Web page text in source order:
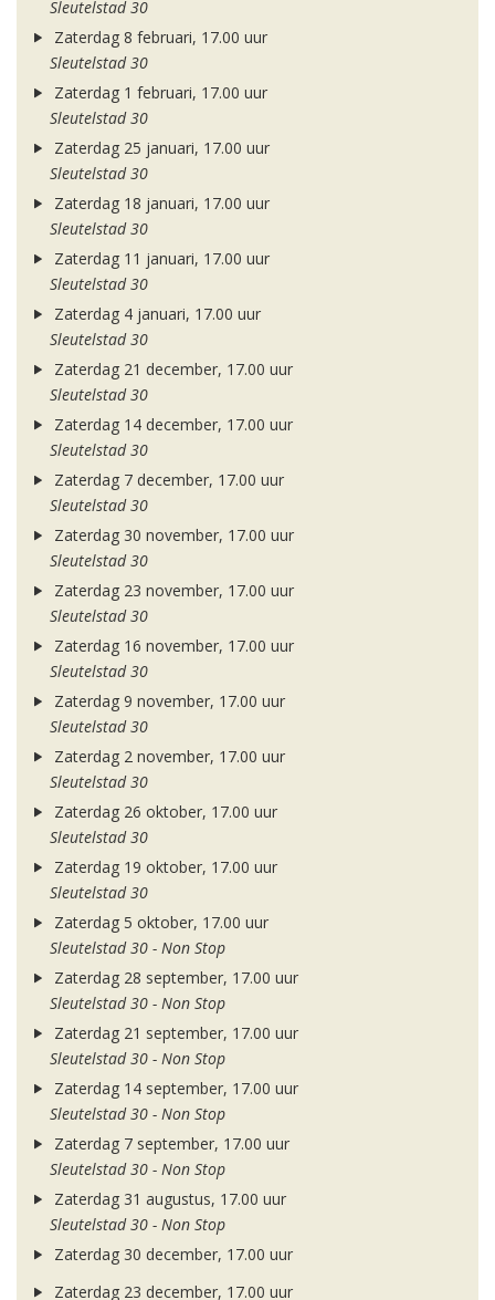
Sleutelstad 30
Zaterdag 8 februari, 17.00 uur
Sleutelstad 30
Zaterdag 1 februari, 17.00 uur
Sleutelstad 30
Zaterdag 25 januari, 17.00 uur
Sleutelstad 30
Zaterdag 18 januari, 17.00 uur
Sleutelstad 30
Zaterdag 11 januari, 17.00 uur
Sleutelstad 30
Zaterdag 4 januari, 17.00 uur
Sleutelstad 30
Zaterdag 21 december, 17.00 uur
Sleutelstad 30
Zaterdag 14 december, 17.00 uur
Sleutelstad 30
Zaterdag 7 december, 17.00 uur
Sleutelstad 30
Zaterdag 30 november, 17.00 uur
Sleutelstad 30
Zaterdag 23 november, 17.00 uur
Sleutelstad 30
Zaterdag 16 november, 17.00 uur
Sleutelstad 30
Zaterdag 9 november, 17.00 uur
Sleutelstad 30
Zaterdag 2 november, 17.00 uur
Sleutelstad 30
Zaterdag 26 oktober, 17.00 uur
Sleutelstad 30
Zaterdag 19 oktober, 17.00 uur
Sleutelstad 30
Zaterdag 5 oktober, 17.00 uur
Sleutelstad 30 - Non Stop
Zaterdag 28 september, 17.00 uur
Sleutelstad 30 - Non Stop
Zaterdag 21 september, 17.00 uur
Sleutelstad 30 - Non Stop
Zaterdag 14 september, 17.00 uur
Sleutelstad 30 - Non Stop
Zaterdag 7 september, 17.00 uur
Sleutelstad 30 - Non Stop
Zaterdag 31 augustus, 17.00 uur
Sleutelstad 30 - Non Stop
Zaterdag 30 december, 17.00 uur
Zaterdag 23 december, 17.00 uur